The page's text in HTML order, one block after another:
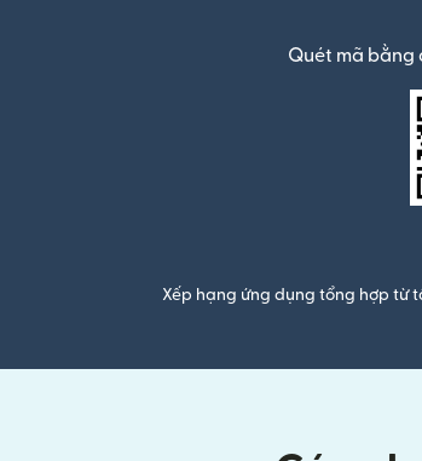
Quét mã bằng
Xếp hạng ứng dụng tổng hợp từ